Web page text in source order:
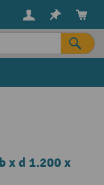
x d 1.200 x